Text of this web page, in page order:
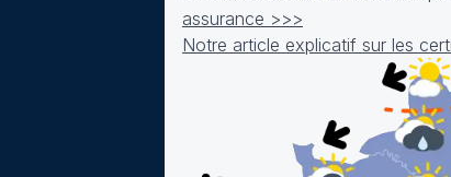
assurance >>>
Notre article explicatif sur les